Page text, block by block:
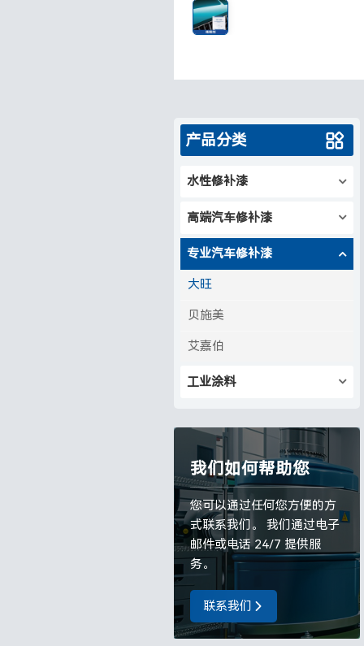
产品分类
水性修补漆
高端汽车修补漆
专业汽车修补漆
大旺
贝施美
艾嘉伯
工业涂料
我们如何帮助您
您可以通过任何您方便的方
式联系我们。 我们通过电子
邮件或电话 24/7 提供服
务。
联系我们